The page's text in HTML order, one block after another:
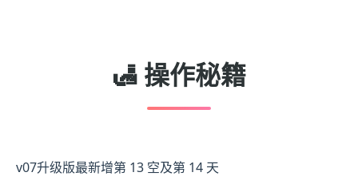
🛃 操作秘籍
v07升级版最新增第 13 空及第 14 天